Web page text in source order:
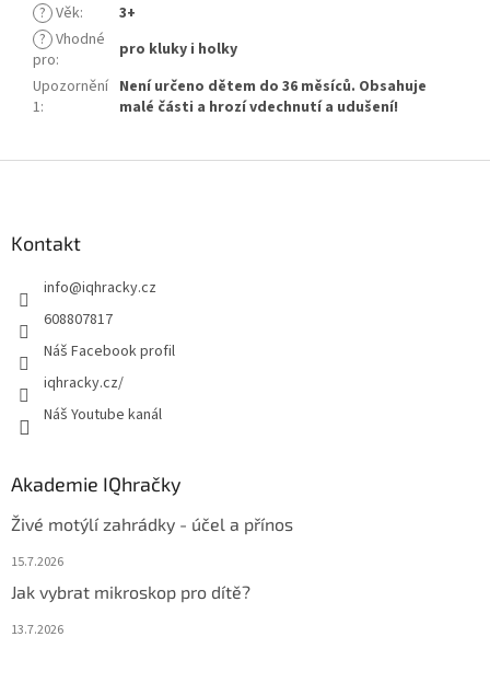
? Věk:
3+
? Vhodné
pro:
pro kluky i holky
Upozornění
1:
Není určeno dětem do 36 měsíců. Obsahuje
malé části a hrozí vdechnutí a udušení!
Kontakt
info@iqhracky.cz
608807817
Náš Facebook profil
iqhracky.cz/
Náš Youtube kanál
Akademie IQhračky
Živé motýlí zahrádky - účel a přínos
15.7.2026
Jak vybrat mikroskop pro dítě?
13.7.2026